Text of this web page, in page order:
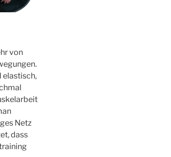
von
elastisch,
Netz
dass